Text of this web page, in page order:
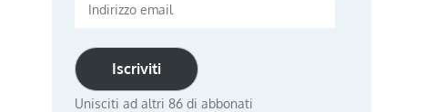
Iscriviti
Unisciti ad altri 86 di abbonati